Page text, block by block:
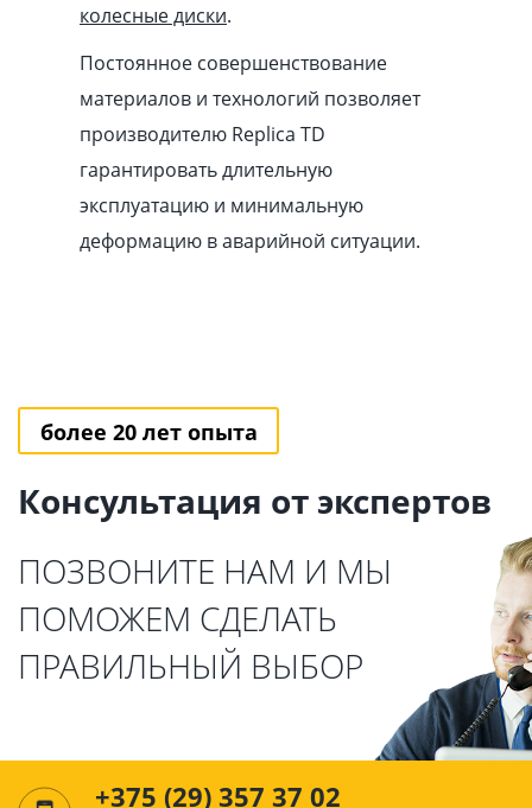
колесные диски.
Постоянное совершенствование
материалов и технологий позволяет
производителю Replica TD
гарантировать длительную
эксплуатацию и минимальную
деформацию в аварийной ситуации.
более 20 лет опыта
Консультация от экспертов
ПОЗВОНИТЕ НАМ И МЫ
ПОМОЖЕМ СДЕЛАТЬ
ПРАВИЛЬНЫЙ ВЫБОР
+375 (29) 357 37 02